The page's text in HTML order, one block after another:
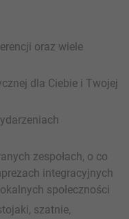
oraz wiele
dla Ciebie i Twojej
zespołach, o co
integracyjnych
społeczności
szatnie,